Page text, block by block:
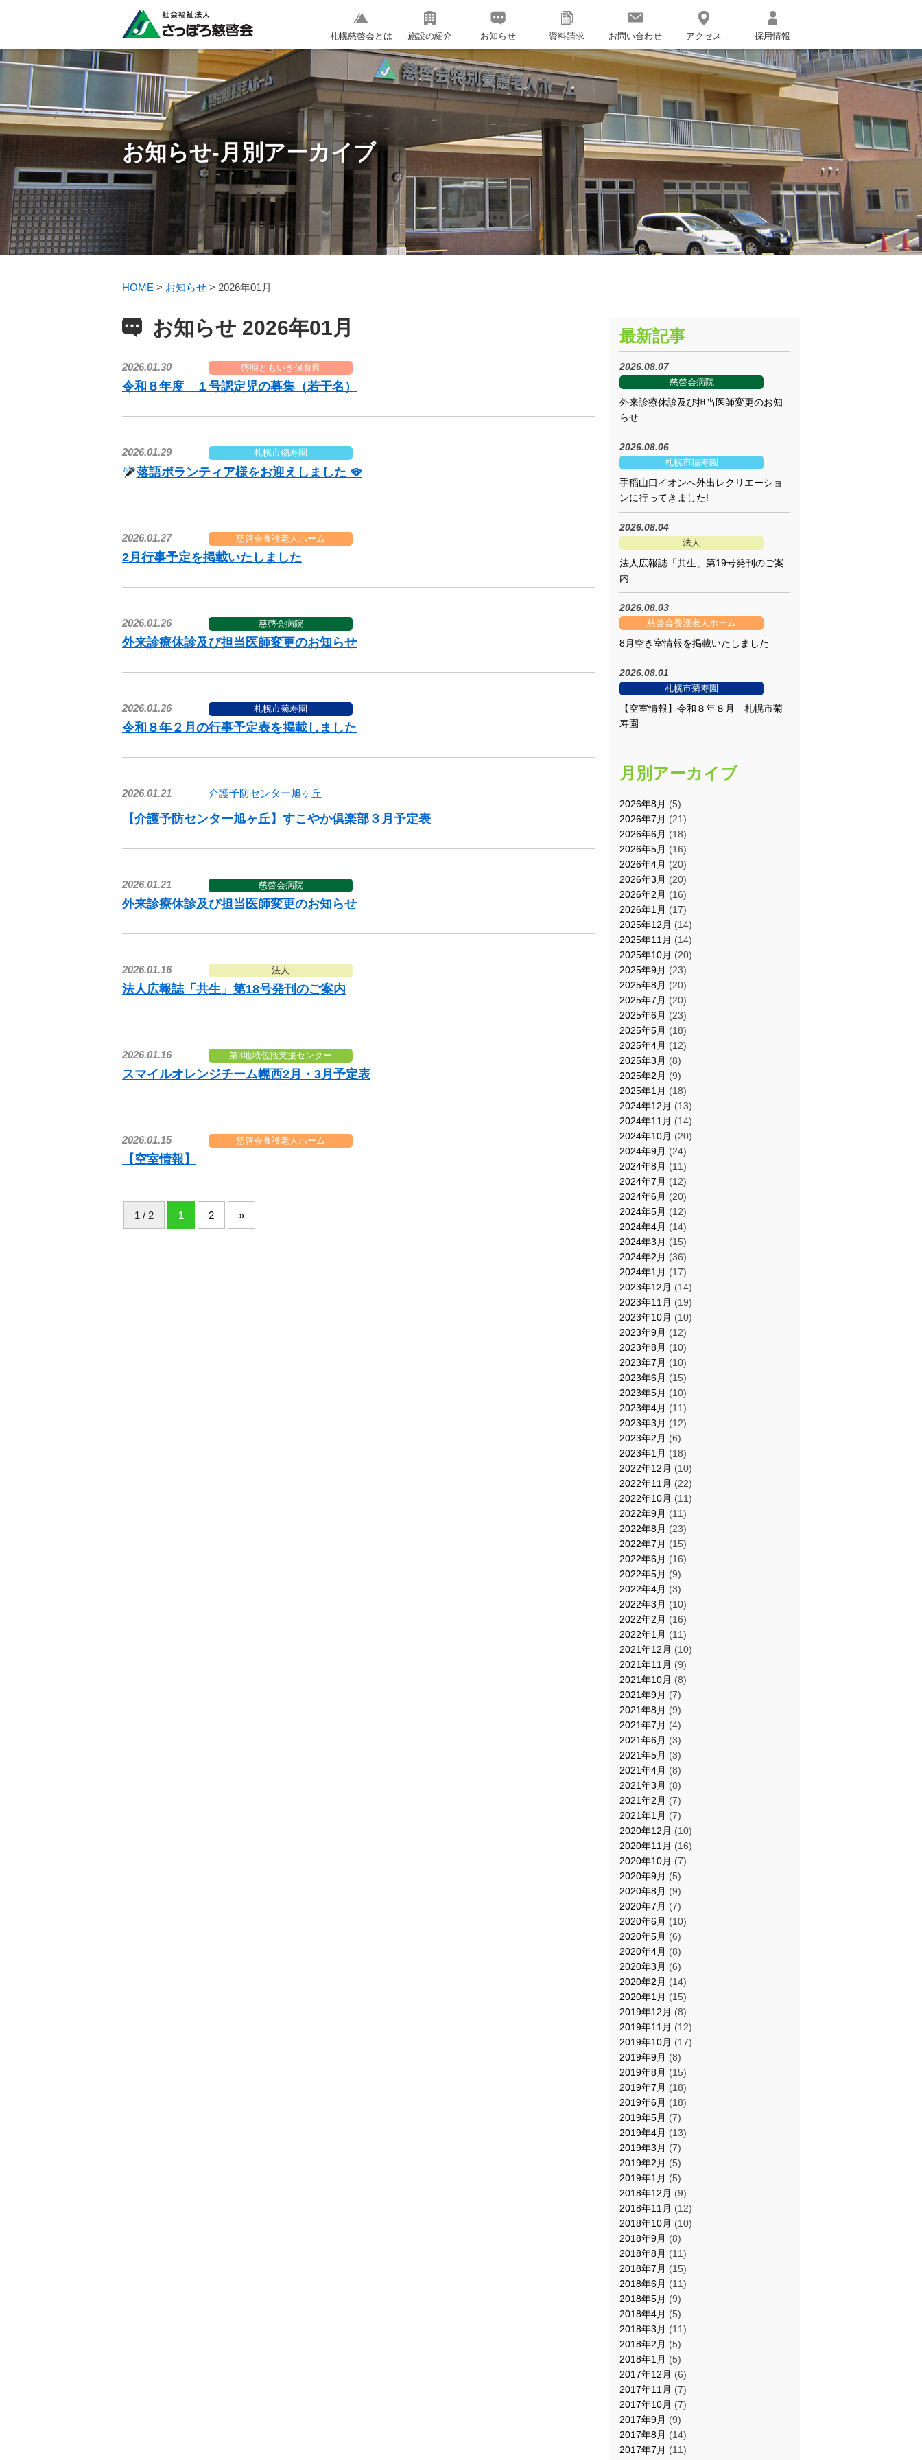
札幌慈啓会とは 施設の紹介 お知らせ 資料請求 お問い合わせ アクセス 採用情報
お知らせ-月別アーカイブ
HOME > お知らせ > 2026年01月
お知らせ 2026年01月
2026.01.30 啓明ともいき保育園
令和８年度 １号認定児の募集（若干名）
2026.01.29 札幌市稲寿園
落語ボランティア様をお迎えしました 🪭
2026.01.27 慈啓会養護老人ホーム
2月行事予定を掲載いたしました
2026.01.26 慈啓会病院
外来診療休診及び担当医師変更のお知らせ
2026.01.26 札幌市菊寿園
令和８年２月の行事予定表を掲載しました
2026.01.21 介護予防センター旭ヶ丘
【介護予防センター旭ヶ丘】すこやか俱楽部３月予定表
2026.01.21 慈啓会病院
外来診療休診及び担当医師変更のお知らせ
2026.01.16 法人
法人広報誌「共生」第18号発刊のご案内
2026.01.16 第3地域包括支援センター
スマイルオレンジチーム幌西2月・3月予定表
2026.01.15 慈啓会養護老人ホーム
【空室情報】
1 / 2 1 2 »
最新記事
2026.08.07
慈啓会病院
外来診療休診及び担当医師変更のお知
らせ
2026.08.06
札幌市稲寿園
手稲山口イオンへ外出レクリエーショ
ンに行ってきました!
2026.08.04
法人
法人広報誌「共生」第19号発刊のご案
内
2026.08.03
慈啓会養護老人ホーム
8月空き室情報を掲載いたしました
2026.08.01
札幌市菊寿園
【空室情報】令和８年８月 札幌市菊
寿園
月別アーカイブ
2026年8月 (5)
2026年7月 (21)
2026年6月 (18)
2026年5月 (16)
2026年4月 (20)
2026年3月 (20)
2026年2月 (16)
2026年1月 (17)
2025年12月 (14)
2025年11月 (14)
2025年10月 (20)
2025年9月 (23)
2025年8月 (20)
2025年7月 (20)
2025年6月 (23)
2025年5月 (18)
2025年4月 (12)
2025年3月 (8)
2025年2月 (9)
2025年1月 (18)
2024年12月 (13)
2024年11月 (14)
2024年10月 (20)
2024年9月 (24)
2024年8月 (11)
2024年7月 (12)
2024年6月 (20)
2024年5月 (12)
2024年4月 (14)
2024年3月 (15)
2024年2月 (36)
2024年1月 (17)
2023年12月 (14)
2023年11月 (19)
2023年10月 (10)
2023年9月 (12)
2023年8月 (10)
2023年7月 (10)
2023年6月 (15)
2023年5月 (10)
2023年4月 (11)
2023年3月 (12)
2023年2月 (6)
2023年1月 (18)
2022年12月 (10)
2022年11月 (22)
2022年10月 (11)
2022年9月 (11)
2022年8月 (23)
2022年7月 (15)
2022年6月 (16)
2022年5月 (9)
2022年4月 (3)
2022年3月 (10)
2022年2月 (16)
2022年1月 (11)
2021年12月 (10)
2021年11月 (9)
2021年10月 (8)
2021年9月 (7)
2021年8月 (9)
2021年7月 (4)
2021年6月 (3)
2021年5月 (3)
2021年4月 (8)
2021年3月 (8)
2021年2月 (7)
2021年1月 (7)
2020年12月 (10)
2020年11月 (16)
2020年10月 (7)
2020年9月 (5)
2020年8月 (9)
2020年7月 (7)
2020年6月 (10)
2020年5月 (6)
2020年4月 (8)
2020年3月 (6)
2020年2月 (14)
2020年1月 (15)
2019年12月 (8)
2019年11月 (12)
2019年10月 (17)
2019年9月 (8)
2019年8月 (15)
2019年7月 (18)
2019年6月 (18)
2019年5月 (7)
2019年4月 (13)
2019年3月 (7)
2019年2月 (5)
2019年1月 (5)
2018年12月 (9)
2018年11月 (12)
2018年10月 (10)
2018年9月 (8)
2018年8月 (11)
2018年7月 (15)
2018年6月 (11)
2018年5月 (9)
2018年4月 (5)
2018年3月 (11)
2018年2月 (5)
2018年1月 (5)
2017年12月 (6)
2017年11月 (7)
2017年10月 (7)
2017年9月 (9)
2017年8月 (14)
2017年7月 (11)